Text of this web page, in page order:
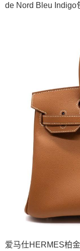
de Nord Bleu Indigo
爱马仕HERMES柏